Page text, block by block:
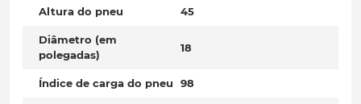
Altura do pneu 45
Diâmetro (em
polegadas)
18
Índice de carga do pneu 98